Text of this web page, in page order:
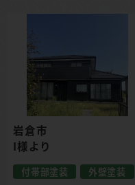
岩倉市
I様より
付帯部塗装 外壁塗装